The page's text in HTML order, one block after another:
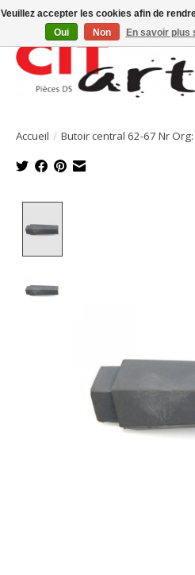
Accueil / Butoir central 62-67 Nr
Veuillez accepter les cookies afin de
Oui
Non En savoir plus